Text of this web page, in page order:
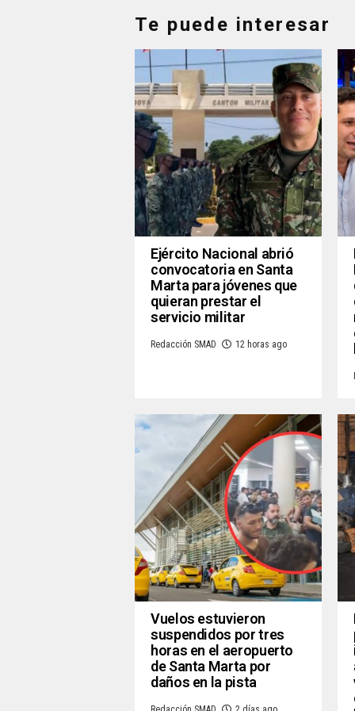
Te puede interesar
Ejército Nacional abrió
convocatoria en Santa
Marta para jóvenes que
quieran prestar el
servicio militar
Redacción SMAD 12 horas ago
Vuelos estuvieron
suspendidos por tres
horas en el aeropuerto
de Santa Marta por
daños en la pista